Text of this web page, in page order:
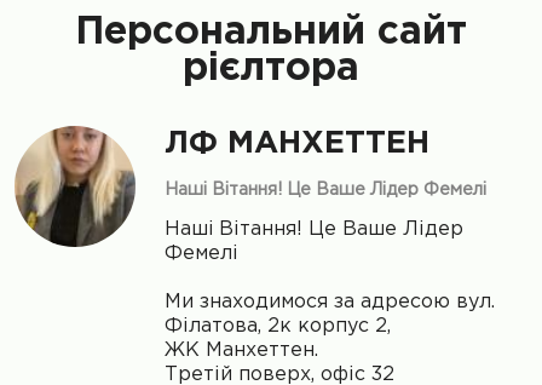
Персональний сайт
рієлтора
ЛФ МАНХЕТТЕН
Нашi Вітання! Це Ваше Лідер Фемелі
Нашi Вітання! Це Ваше Лідер
Фемелі
Ми знаходимося за адресою вул.
Філатова, 2к корпус 2,
ЖК Манхеттен.
Третій поверх, офіс 32